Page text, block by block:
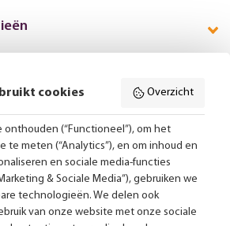
99,-
cookies Overzicht
onthouden (“Functioneel”), om het
te meten (“Analytics”), en om inhoud en
en sociale media-functies
& Sociale Media”), gebruiken we
technologieën. We delen ook
van onze website met onze sociale